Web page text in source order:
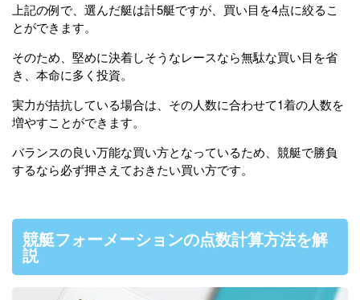
上記の例で、選んだ艇は計5艇ですが、買い目を4点に絞るこ
とができます。
そのため、堅めに決着しそうなレースなら無駄な買い目を省
き、本命に多く投資。
実力が拮抗している場合は、その人数に合わせて1着の人数を
増やすことができます。
バランスの良い万能な買い方となっているため、競艇で勝負
するなら必ず押さえておきたい買い方です。
競艇フォーメーションの点数計算方法を解
説